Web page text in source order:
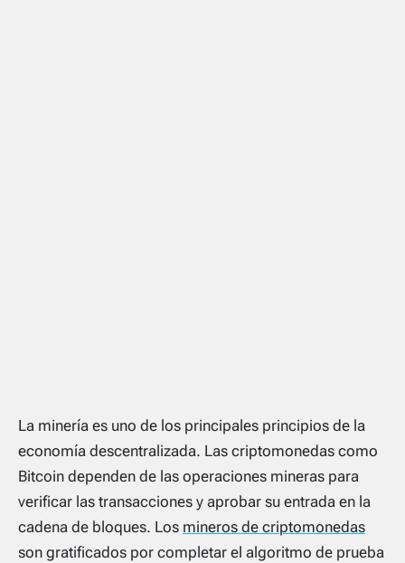
La minería es uno de los principales principios de la
economía descentralizada. Las criptomonedas como
Bitcoin dependen de las operaciones mineras para
verificar las transacciones y aprobar su entrada en la
cadena de bloques. Los mineros de criptomonedas
son gratificados por completar el algoritmo de prueba